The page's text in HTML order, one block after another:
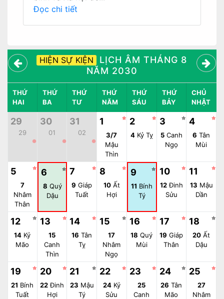
Đọc chi tiết
HIỆN SỰ KIỆN
LỊCH ÂM THÁNG 8
NĂM 2030
THỨ
HAI
THỨ
BA
THỨ
TƯ
THỨ
NĂM
THỨ
SÁU
THỨ
BẢY
CHỦ
NHẬT
29
29
●
30
01
●
31
02
●
1 ☆
3/7
Mậu
Thìn
2 ☆
4Kỷ Tỵ
3 ☆
5Canh
Ngọ
4 ☆
6 Tân
Mùi
5 ☆
7
Nhâm
Thân
6 ☆
8 Quý
Dậu
7 ☆
9 Giáp
Tuất
8 ☆
10Ất
Hợi
9 ☆
11 Bính
Tý
10 ☆
12Đinh
Sửu
11 ☆
13 Mậu
Dần
12 ☆
14 Kỷ
Mão
13 ☆
15
Canh
Thìn
14 ☆
16 Tân
Tỵ
15 ☆
17
Nhâm
Ngọ
16 ☆
18 Quý
Mùi
17 ☆
19 Giáp
Thân
18 ☆
20 Ất
Dậu
19 ☆
21 Bính
Tuất
20 ☆
22Đinh
Hợi
21 ☆
23 Mậu
Tý
22 ☆
24Kỷ
Sửu
23 ☆
25
Canh
24 ☆
26 Tân
Mão
25 ☆
27
Nhâm